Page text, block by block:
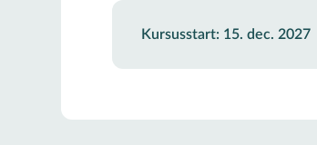
Kursusstart: 15. dec. 2027